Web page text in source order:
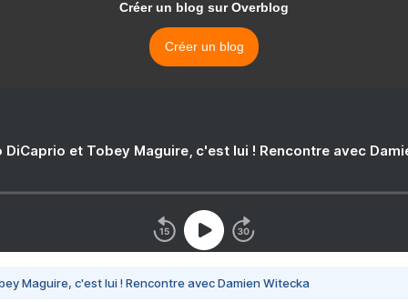
Créer un blog sur Overblog
Créer un blog
DiCaprio et Tobey Maguire, c'est lui ! Rencontre avec
Maguire, c'est lui ! Rencontre avec Damien Witecka